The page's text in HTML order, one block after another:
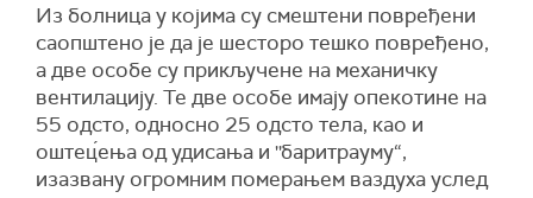
Из болница у којима су смештени повређени
саопштено је да је шесторо тешко повређено,
а две особе су прикључене на механичку
вентилацију. Те две особе имају опекотине на
55 одсто, односно 25 одсто тела, као и
оштец́ења од удисања и ''баритрауму“,
изазвану огромним померањем ваздуха услед